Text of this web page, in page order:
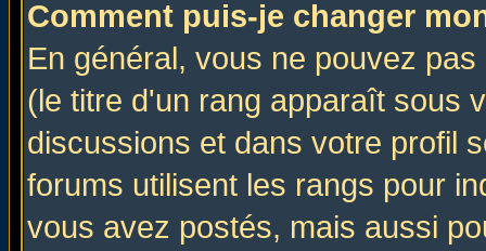
Comment puis-je changer
En général, vous ne pouvez
(le titre d'un rang apparaît sous
discussions et dans votre profil
forums utilisent les rangs pour
vous avez postés, mais aussi